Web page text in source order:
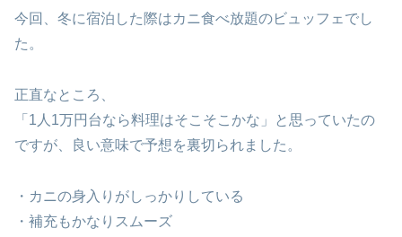
今回、冬に宿泊した際はカニ食べ放題のビュッフェでし
た。
正直なところ、
「1人1万円台なら料理はそこそこかな」と思っていたの
ですが、良い意味で予想を裏切られました。
・カニの身入りがしっかりしている
・補充もかなりスムーズ